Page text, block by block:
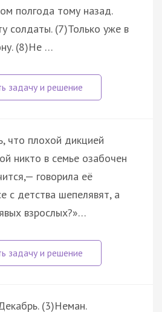
полгода тому назад.
солдаты. (7)Только уже в
(8)Не …
что плохой дикцией
никто в семье озабочен
говорила её
с детства шепелявят, а
взрослых?»…
(3)Неман.